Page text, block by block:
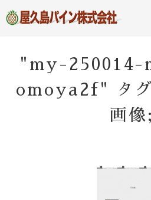
屋久島パイン
株式会社
のポータルサイト
"my-250014-
omoya2f" タグ
画像;